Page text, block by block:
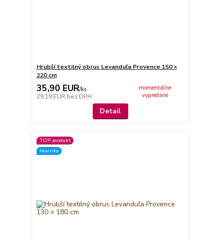
Hrubší textilný obrus Levanduľa Provence 150 ×
220 cm
35,90 EUR/ks
29,19 EUR bez DPH
momentálne
vypredané
Detail
TOP produkt
Novinka